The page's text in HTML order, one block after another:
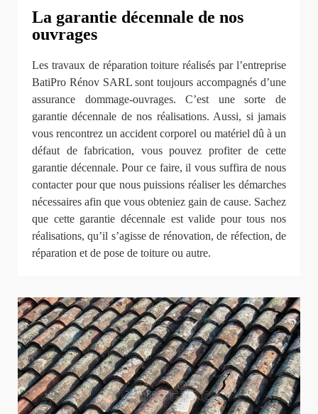
La garantie décennale de nos
ouvrages
Les travaux de réparation toiture réalisés par l’entreprise
BatiPro Rénov SARL sont toujours accompagnés d’une
assurance dommage-ouvrages. C’est une sorte de
garantie décennale de nos réalisations. Aussi, si jamais
vous rencontrez un accident corporel ou matériel dû à un
défaut de fabrication, vous pouvez profiter de cette
garantie décennale. Pour ce faire, il vous suffira de nous
contacter pour que nous puissions réaliser les démarches
nécessaires afin que vous obteniez gain de cause. Sachez
que cette garantie décennale est valide pour tous nos
réalisations, qu’il s’agisse de rénovation, de réfection, de
réparation et de pose de toiture ou autre.